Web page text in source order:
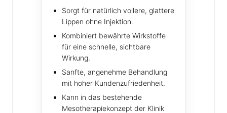
Sorgt für natürlich vollere, glattere
Lippen ohne Injektion.
Kombiniert bewährte Wirkstoffe
für eine schnelle, sichtbare
Wirkung.
Sanfte, angenehme Behandlung
mit hoher Kundenzufriedenheit.
Kann in das bestehende
Mesotherapiekonzept der Klinik